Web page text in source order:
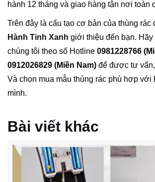
hành 12 tháng và giao hàng tận nơi toàn
Trên đây là cấu tạo cơ bản của thùng rác
Hành Tinh Xanh giới thiệu đến bạn.
chúng tôi theo số Hotline 0981228766
0912026829 (Miền Nam) để được tư
Và chọn mua mẫu thùng rác phù hợp với
mình.
Bài viết khác